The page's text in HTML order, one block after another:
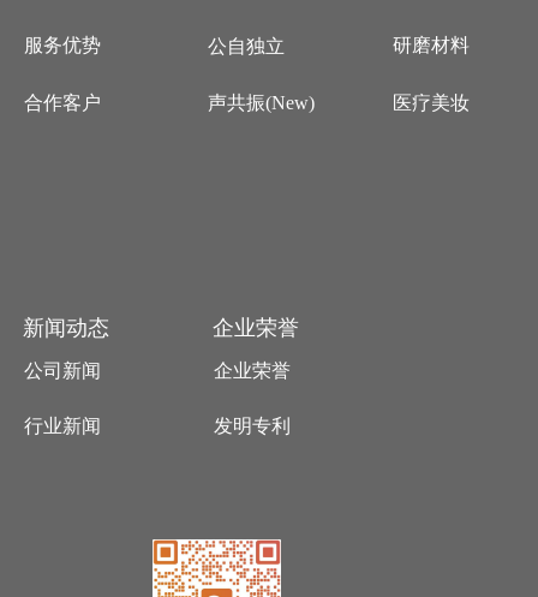
服务优势
合作客户
公自独立
声共振(New)
研磨材料
医疗美妆
公司新闻
行业新闻
新闻动态
企业荣誉
发明专利
企业荣誉